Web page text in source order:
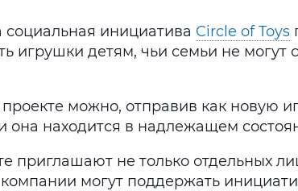
инициатива Circle of Toys
игрушки детям, чьи семьи не могут
можно, отправив как новую
она находится в надлежащем
приглашают не только отдельных
могут поддержать